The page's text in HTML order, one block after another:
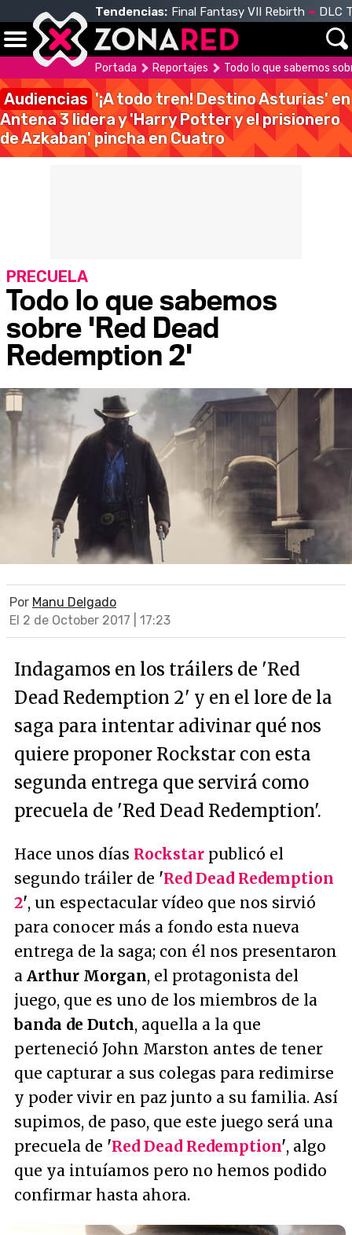
Tendencias: Final Fantasy VII Rebirth DLC
Portada Reportajes Todo lo que sabemos
Audiencias '¡A todo tren! Destino Asturias' en
Antena 3 lidera y 'Harry Potter y el prisionero
de Azkaban' pincha en Cuatro
Todo lo que sabemos
sobre 'Red Dead
Redemption 2'
PRECUELA
Por Manu Delgado
El 2 de October 2017 | 17:23
Indagamos en los tráilers de 'Red
Dead Redemption 2' y en el lore de la
saga para intentar adivinar qué nos
quiere proponer Rockstar con esta
segunda entrega que servirá como
precuela de 'Red Dead Redemption'.
Hace unos días Rockstar publicó el
segundo tráiler de 'Red Dead Redemption
2', un espectacular vídeo que nos sirvió
para conocer más a fondo esta nueva
entrega de la saga; con él nos presentaron
a Arthur Morgan, el protagonista del
juego, que es uno de los miembros de la
banda de Dutch, aquella a la que
perteneció John Marston antes de tener
que capturar a sus colegas para redimirse
y poder vivir en paz junto a su familia. Así
supimos, de paso, que este juego será una
precuela de 'Red Dead Redemption', algo
que ya intuíamos pero no hemos podido
confirmar hasta ahora.